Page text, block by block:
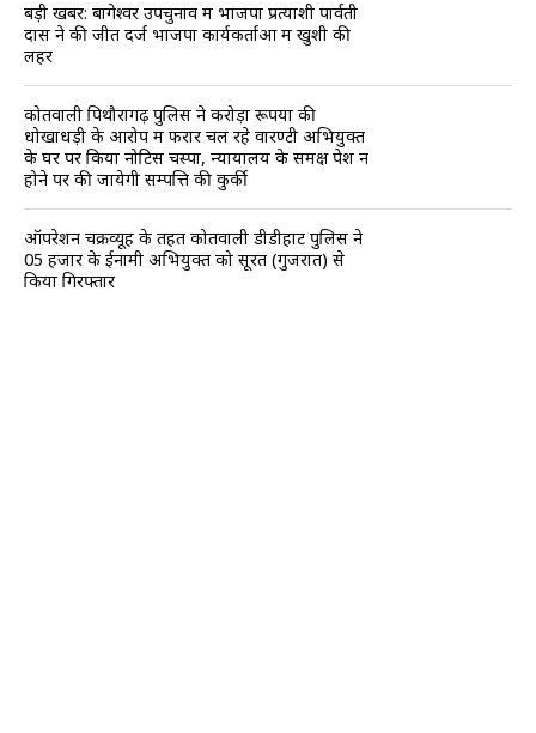
बड़ी खबर: बागेश्वर उपचुनाव में भाजपा प्रत्याशी पार्वती
दास ने की जीत दर्ज भाजपा कार्यकर्ताओं में खुशी की
लहर
कोतवाली पिथौरागढ़ पुलिस ने करोड़ों रूपयों की
धोखाधड़ी के आरोप में फरार चल रहे वारण्टी अभियुक्त
के घर पर किया नोटिस चस्पा, न्यायालय के समक्ष पेश न
होने पर की जायेगी सम्पत्ति की कुर्की
ऑपरेशन चक्रव्यूह के तहत कोतवाली डीडीहाट पुलिस ने
05 हजार के ईनामी अभियुक्त को सूरत (गुजरात) से
किया गिरफ्तार